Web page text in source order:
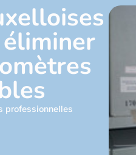
professionnelles